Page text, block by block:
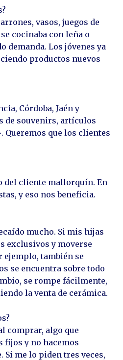
vasos, juegos de
cocinaba con leña o
demanda. Los jóvenes ya
productos nuevos
Córdoba, Jaén y
de souvenirs, artículos
Queremos que los clientes
del cliente mallorquín. En
y eso nos beneficia.
mucho. Si mis hijas
exclusivos y moverse
ejemplo, también se
se encuentra sobre todo
se rompe fácilmente,
la venta de cerámica.
comprar, algo que
fijos y no hacemos
me lo piden tres veces,